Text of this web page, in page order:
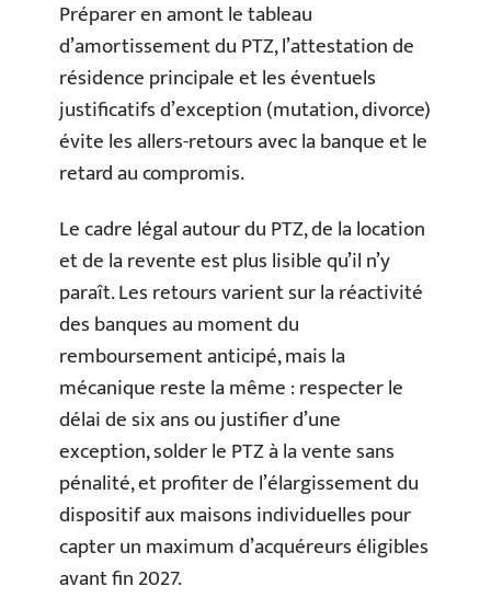
Préparer en amont le tableau
d’amortissement du PTZ, l’attestation de
résidence principale et les éventuels
justificatifs d’exception (mutation, divorce)
évite les allers-retours avec la banque et le
retard au compromis.
Le cadre légal autour du PTZ, de la location
et de la revente est plus lisible qu’il n’y
paraît. Les retours varient sur la réactivité
des banques au moment du
remboursement anticipé, mais la
mécanique reste la même : respecter le
délai de six ans ou justifier d’une
exception, solder le PTZ à la vente sans
pénalité, et profiter de l’élargissement du
dispositif aux maisons individuelles pour
capter un maximum d’acquéreurs éligibles
avant fin 2027.